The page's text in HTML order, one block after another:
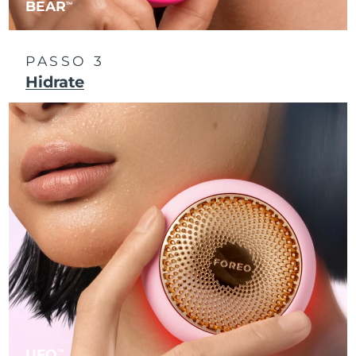
BEARTM
TM
PASSO 3
Hidrate
Singapura Entrega prevista8/10/26
Eslováquia
Eslovênia Entrega prevista8/8/26
África do Sul Entrega prevista
Coreia do Sul Entrega prevista
Espanha Entrega prevista8/8/26
Suécia Entrega prevista8/8/26
Suíça Entrega prevista8/8/26
Taiwan Entrega prevista8/13/26